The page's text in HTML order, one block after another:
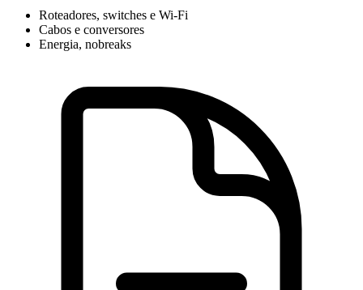
Roteadores, switches e Wi-Fi
Cabos e conversores
Energia, nobreaks